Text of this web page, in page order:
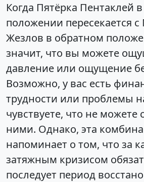
Когда Пятёрка Пентаклей
положении пересекается с
Жезлов в обратном
значит, что вы можете
давление или ощущение
Возможно, у вас есть
трудности или проблемы
чувствуете, что не можете
ними. Однако, эта
напоминает о том, что за
затяжным кризисом
последует период